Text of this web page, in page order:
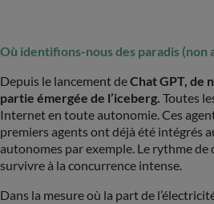
Où identifions-nous des paradis
Depuis le lancement deChat GPT, de
partie émergée de l’iceberg. Toutes
Internet en toute autonomie. Ces
premiers agents ont déjà été intégrés
autonomes par exemple. Le rythme
survivre à la concurrence intense.
Dans la mesure où la part de